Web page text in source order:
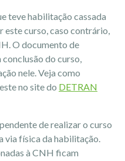
teve habilitação cassada
este curso, caso contrário,
O documento de
do curso,
nele. Veja como
no site do DETRAN
de realizar o curso
via física da habilitação.
à CNH ficam